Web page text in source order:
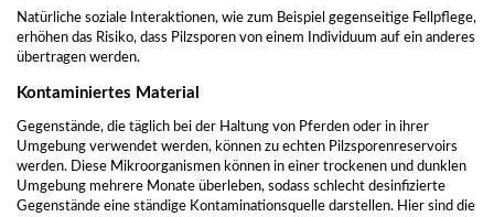
Natürliche soziale Interaktionen, wie zum Beispiel gegenseitige Fellpflege,
erhöhen das Risiko, dass Pilzsporen von einem Individuum auf ein anderes
übertragen werden.
Kontaminiertes Material
Gegenstände, die täglich bei der Haltung von Pferden oder in ihrer
Umgebung verwendet werden, können zu echten Pilzsporenreservoirs
werden. Diese Mikroorganismen können in einer trockenen und dunklen
Umgebung mehrere Monate überleben, sodass schlecht desinfizierte
Gegenstände eine ständige Kontaminationsquelle darstellen. Hier sind die